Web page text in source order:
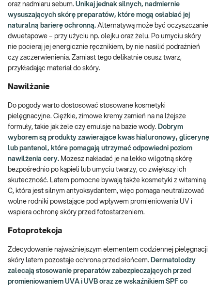
oraz nadmiaru sebum. Unikaj jednak silnych, nadmiernie
wysuszających skórę preparatów, które mogą osłabiać jej
naturalną barierę ochronną. Alternatywą może być oczyszczanie
dwuetapowe – przy użyciu np. olejku oraz żelu. Po umyciu skóry
nie pocieraj jej energicznie ręcznikiem, by nie nasilić podrażnień
czy zaczerwienienia. Zamiast tego delikatnie osusz twarz,
przykładając materiał do skóry.
Nawilżanie
Do pogody warto dostosować stosowane kosmetyki
pielęgnacyjne. Ciężkie, zimowe kremy zamień na na lżejsze
formuły, takie jak żele czy emulsje na bazie wody. Dobrym
wyborem są produkty zawierające kwas hialuronowy, glicerynę
lub pantenol, które pomagają utrzymać odpowiedni poziom
nawilżenia cery. Możesz nakładać je na lekko wilgotną skórę
bezpośrednio po kąpieli lub umyciu twarzy, co zwiększy ich
skuteczność. Latem pomocne bywają także kosmetyki z witaminą
C, która jest silnym antyoksydantem, więc pomaga neutralizować
wolne rodniki powstające pod wpływem promieniowania UV i
wspiera ochronę skóry przed fotostarzeniem.
Fotoprotekcja
Zdecydowanie najważniejszym elementem codziennej pielęgnacji
skóry latem pozostaje ochrona przed słońcem. Dermatolodzy
zalecają stosowanie preparatów zabezpieczających przed
promieniowaniem UVA i UVB oraz ze wskaźnikiem SPF co